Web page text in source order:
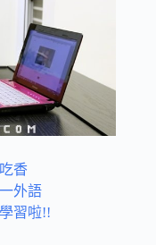
香
外語
習啦!!